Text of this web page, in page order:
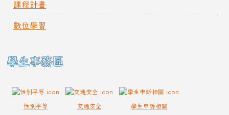
課程計畫
數位學習
學生事務區
性別平等 交通安全 學生申訴相關